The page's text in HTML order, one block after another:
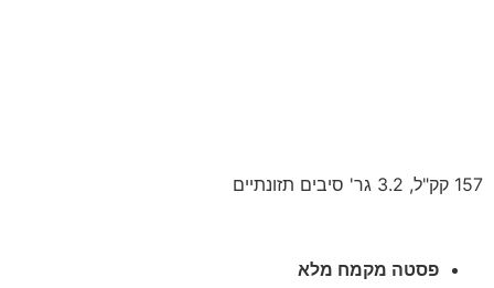
157 קק"ל, 3.2 גר' סיבים תזונתיים
פסטה מקמח מלא